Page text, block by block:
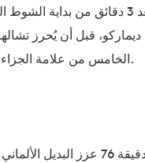
تحقق بعد 3 دقائق من بداية
قبل أن يُحرز
الخامس من علامة الجزاء في الدقيقة 59.
ومع حلول الدقيقة 76 عزز